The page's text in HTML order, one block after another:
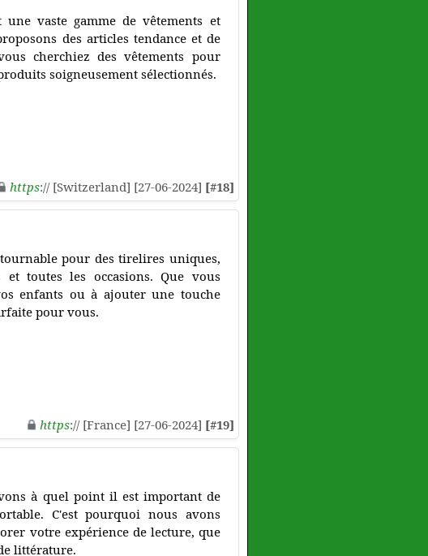
vaste gamme de vêtements et
des articles tendance et de
cherchiez des vêtements pour
soigneusement sélectionnés.
https:// [Switzerland] [27-06-2024] [#18]
pour des tirelires uniques,
et toutes les occasions. Que vous
enfants ou à ajouter une touche
pour vous.
https:// [France] [27-06-2024] [#19]
à quel point il est important de
C'est pourquoi nous avons
votre expérience de lecture, que
littérature.